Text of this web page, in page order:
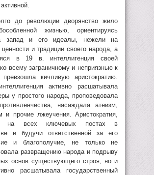
до революции дворянство жило
жизнью, ориентируясь
запад и его идеалы, нежели на
и традиции своего народа, а
в 19 в. интеллигенция своей
всему заграничному и неприязнью к
превзошла кичливую аристократию.
активно расшатывала
у простого народа, проповедовала
насаждала атеизм,
и прочие лжеучения. Аристократия,
на всех ключевых постах в
и будучи ответственной за его
и благополучие, не только не
развращению народа и подрыву
основ существующего строя, но и
расшатывала государственный